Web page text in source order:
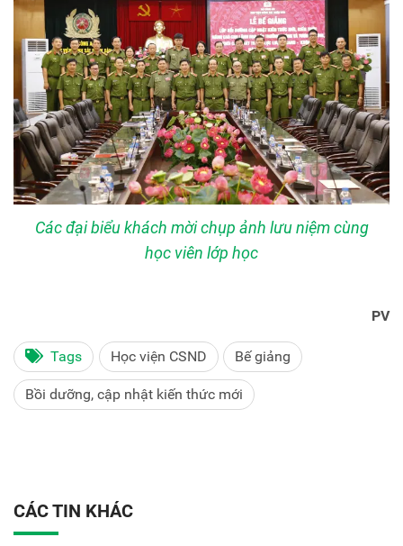
Các đại biểu khách mời chụp ảnh lưu niệm cùng
học viên lớp học
PV
Tags Học viện CSND Bế giảng
Bồi dưỡng, cập nhật kiến thức mới
CÁC TIN KHÁC